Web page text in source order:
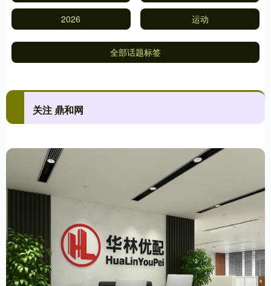
2026 运动
全部话题标签
关注 鼎和网